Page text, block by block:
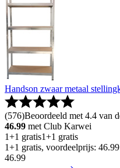
Handson zwaar metaal
(576)Beoordeeld met 4.4 van
46.99 met Club Karwei
1+1 gratis1+1 gratis
1+1 gratis, voordeelprijs:
46.99